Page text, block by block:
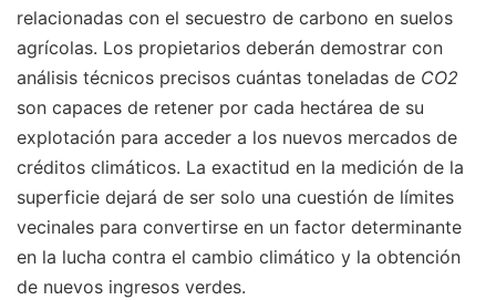
relacionadas con el secuestro de carbono en suelos
agrícolas. Los propietarios deberán demostrar con
análisis técnicos precisos cuántas toneladas de CO2
son capaces de retener por cada hectárea de su
explotación para acceder a los nuevos mercados de
créditos climáticos. La exactitud en la medición de la
superficie dejará de ser solo una cuestión de límites
vecinales para convertirse en un factor determinante
en la lucha contra el cambio climático y la obtención
de nuevos ingresos verdes.